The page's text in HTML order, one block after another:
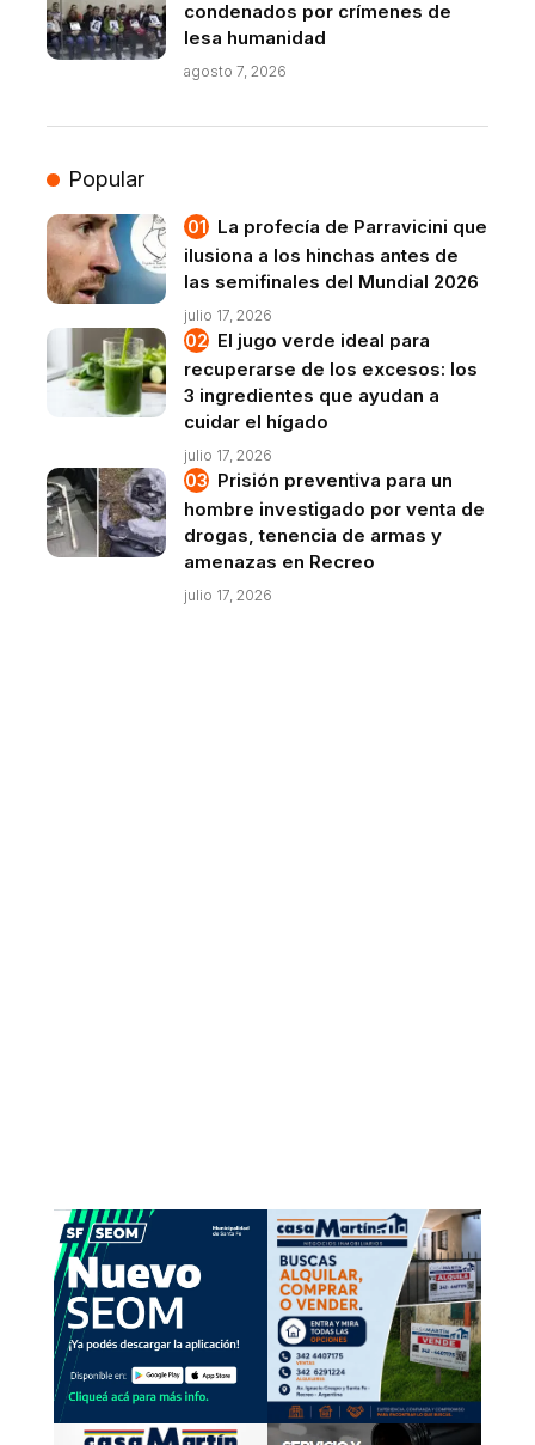
condenados por crímenes de
lesa humanidad
agosto 7, 2026
Popular
La profecía de Parravicini que
ilusiona a los hinchas antes de
las semifinales del Mundial 2026
julio 17, 2026
El jugo verde ideal para
recuperarse de los excesos: los
3 ingredientes que ayudan a
cuidar el hígado
julio 17, 2026
Prisión preventiva para un
hombre investigado por venta de
drogas, tenencia de armas y
amenazas en Recreo
julio 17, 2026